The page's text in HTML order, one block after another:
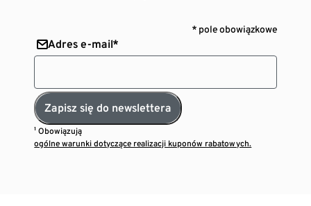
* pole obowiązkowe
Adres e-mail*
Zapisz się do newslettera
¹ Obowiązują
ogólne warunki dotyczące realizacji kuponów rabatowych.